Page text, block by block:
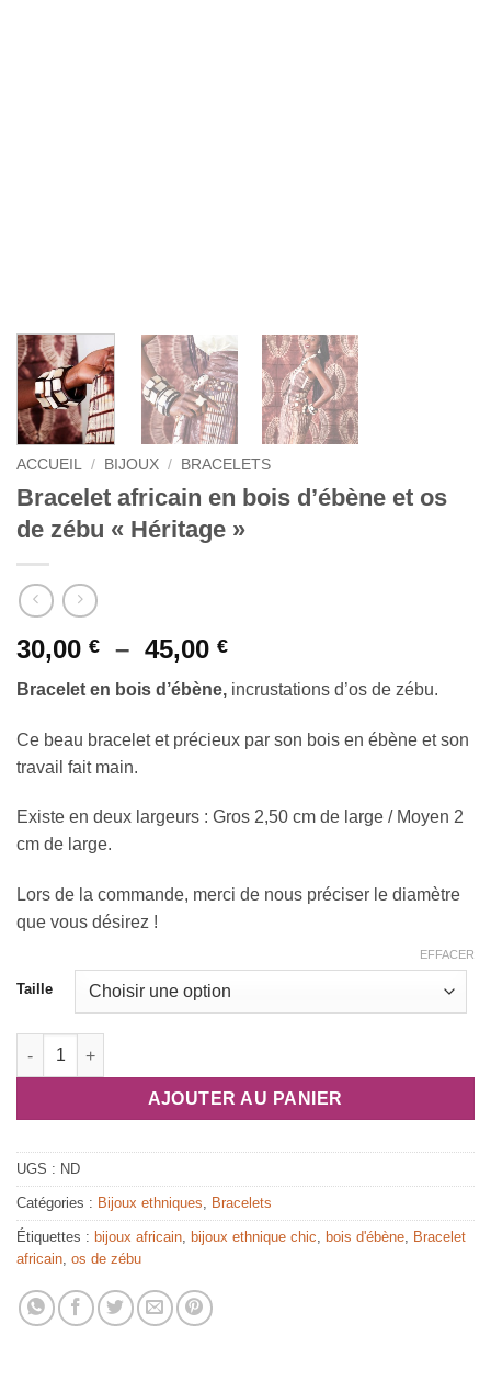
ACCUEIL / BIJOUX / BRACELETS
Bracelet africain en bois d’ébène et os
de zébu « Héritage »
30,00 € – 45,00 €Plage
prix :
30,00 €
à
Bracelet en bois d’ébène, incrustations d’os de zébu.
Ce beau bracelet et précieux par son bois en ébène et son
travail fait main.
Existe en deux largeurs : Gros 2,50 cm de large / Moyen 2
cm de large.
Lors de la commande, merci de nous préciser le diamètre
que vous désirez !
Taille
EFFACER
quantité de Bracelet africain en bois d'ébène et os de zébu
AJOUTER AU PANIER
UGS : ND
Catégories : Bijoux ethniques Bracelets
Étiquettes : bijoux africain bijoux ethnique chic bois d'ébène
Bracelet
africain os de zébu